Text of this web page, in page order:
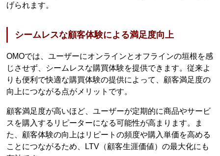
げられます。
シームレスな顧客体験による満足度向上
OMOでは、ユーザーにオンラインとオフラインの垣根を感
じさせず、シームレスな購買体験を提供できます。従来よ
りも便利で快適な購買体験の提供によって、顧客満足度の
向上につながる点がメリットです。
顧客満足度が高いほど、ユーザーが定期的に商品やサービ
スを購入するリピーターになる可能性が高まります。ま
た、顧客体験の向上はリピートの頻度や購入単価を高める
ことにつながるため、LTV（顧客生涯価値）の最大化にも